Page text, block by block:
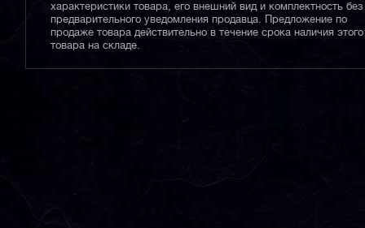
характеристики товара, его внешний вид и комплектность без
предварительного уведомления продавца. Предложение по
продаже товара действительно в течение срока наличия этого
товара на складе.